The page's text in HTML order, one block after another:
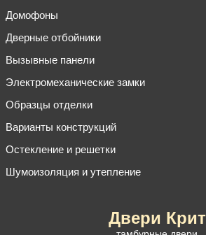
Двери Крит
Домофоны
Дверные отбойники
Вызывные панели
Электромеханические замки
Образцы отделки
Варианты конструкций
Остекление и решетки
Шумоизоляция и утепление